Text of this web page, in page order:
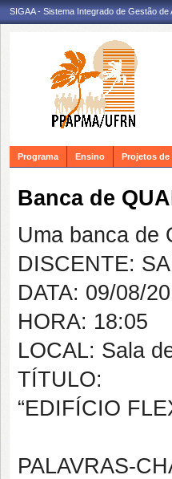
SIGAA - Sistema Integrado de Gestão de
Programa Ensino Projetos de
Banca de
Uma banca de
DISCENTE:
DATA: 09/08/
HORA: 18:05
LOCAL: Sala
TÍTULO:
“EDIFÍCIO
PALAVRAS-